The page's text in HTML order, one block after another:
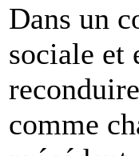
Dans un
sociale et
comme